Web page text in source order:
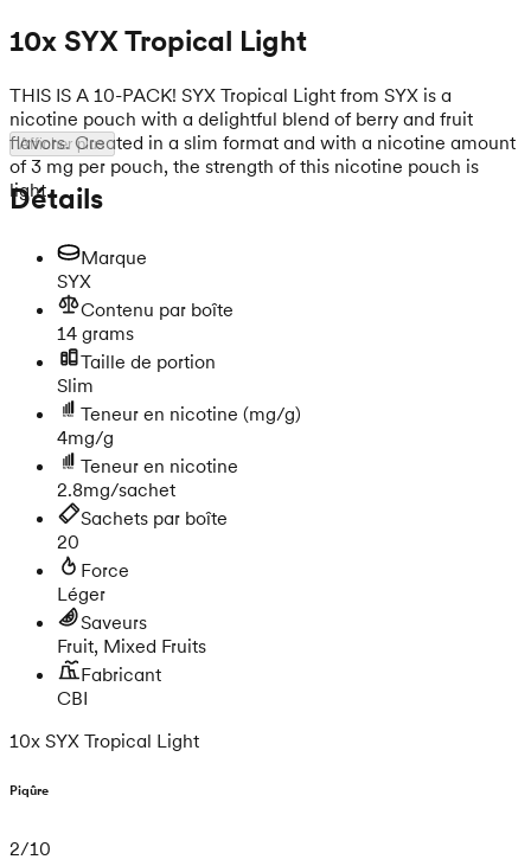
10x SYX Tropical Light
THIS IS A 10-PACK! SYX Tropical Light from SYX is a
nicotine pouch with a delightful blend of berry and fruit
flavors. Created in a slim format and with a nicotine amount
of 3 mg per pouch, the strength of this nicotine pouch is
light.
Afficher plus
Détails
Marque
SYX
Contenu par boîte
14 grams
Taille de portion
Slim
Teneur en nicotine (mg/g)
4mg/g
Teneur en nicotine
2.8mg/sachet
Sachets par boîte
20
Force
Léger
Saveurs
Fruit, Mixed Fruits
Fabricant
CBI
10x SYX Tropical Light
Piqûre
2/10